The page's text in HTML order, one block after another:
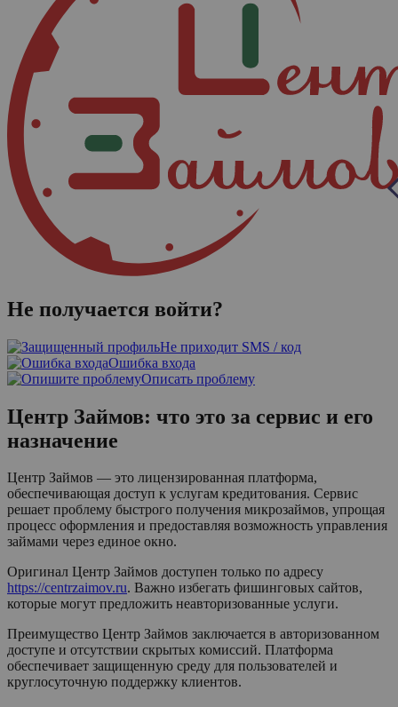
Не получается войти?
Не приходит SMS / код
Ошибка входа
Описать проблему
Центр Займов: что это за сервис и его
назначение
Центр Займов — это лицензированная платформа,
обеспечивающая доступ к услугам кредитования. Сервис
решает проблему быстрого получения микрозаймов, упрощая
процесс оформления и предоставляя возможность управления
займами через единое окно.
Оригинал Центр Займов доступен только по адресу
https://centrzaimov.ru. Важно избегать фишинговых сайтов,
которые могут предложить неавторизованные услуги.
Преимущество Центр Займов заключается в авторизованном
доступе и отсутствии скрытых комиссий. Платформа
обеспечивает защищенную среду для пользователей и
круглосуточную поддержку клиентов.